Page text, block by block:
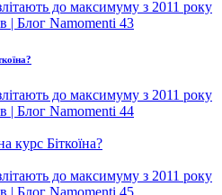
курс Біткоїна?